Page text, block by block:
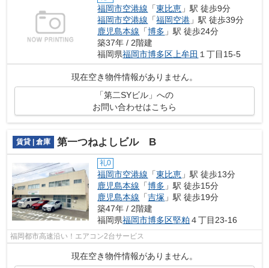
福岡市空港線 「東比恵 」駅 徒歩9分
福岡市空港線 「福岡空港 」駅 徒歩39分
鹿児島本線 「博多 」駅 徒歩24分
築37年 / 2階建
福岡県福岡市博多区 上牟田 １丁目15-5
現在空き物件情報がありません。
「第二SYビル」への
お問い合わせはこちら
賃貸 | 倉庫 第一つねよしビル B
礼0
福岡市空港線 「東比恵 」駅 徒歩13分
鹿児島本線 「博多 」駅 徒歩15分
鹿児島本線 「吉塚 」駅 徒歩19分
築47年 / 2階建
福岡県福岡市博多区堅粕 ４丁目23-16
福岡都市高速沿い！エアコン2台サービス
現在空き物件情報がありません。